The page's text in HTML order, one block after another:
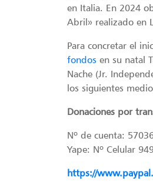
en Italia. En 2024
Abril» realizado en
Para concretar el
fondos en su natal
Nache (Jr.
los siguientes
Donaciones por
Nº de cuenta:
Yape: Nº Celular
https://